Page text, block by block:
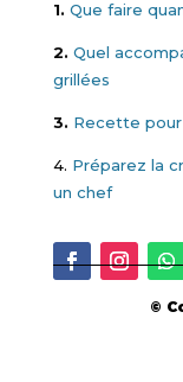
1. Que faire
2. Quel
grillées
3. Recette
4. Préparez la
un chef
©